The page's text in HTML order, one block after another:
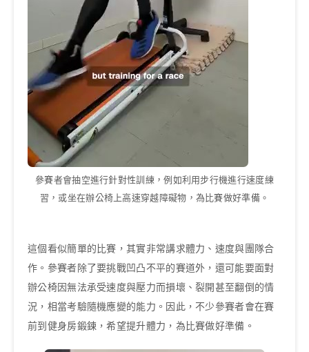
參賽者會抽空進行針對性訓練，例如利用步行機進行速度練
習，或坐在辦公椅上高速穿越障礙物，為比賽做好準備。
這個看似簡單的比賽，其實非常講求體力、速度與團隊合
作。參賽者除了要挑戰凹凸不平的賽道外，還可能要面對
辦公椅因無法承受速度與壓力而損壞、裂開甚至翻倒的情
況，相當考驗隨機應變的能力。因此，不少參賽者會在賽
前到健身房鍛鍊，希望提升體力，為比賽做好準備。